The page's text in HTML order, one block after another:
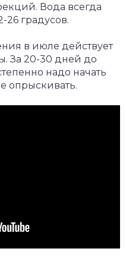
Вода всегда
26 градусов.
в июле действует
За 20-30 дней до
надо начать
опрыскивать.